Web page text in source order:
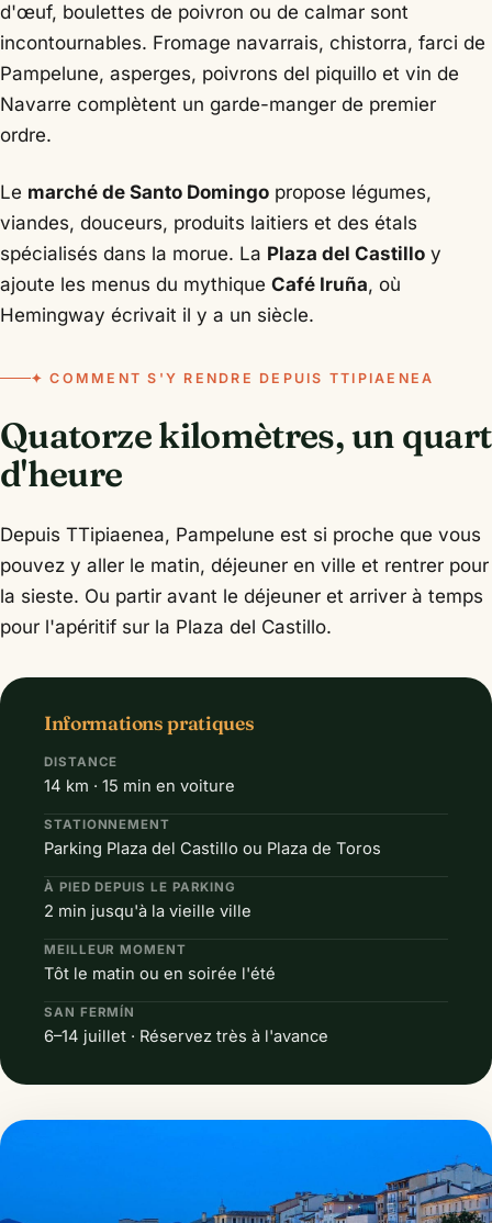
d'œuf, boulettes de poivron ou de calmar sont
incontournables. Fromage navarrais, chistorra, farci de
Pampelune, asperges, poivrons del piquillo et vin de
Navarre complètent un garde-manger de premier
ordre.
Le marché de Santo Domingo propose légumes,
viandes, douceurs, produits laitiers et des étals
spécialisés dans la morue. La Plaza del Castillo y
ajoute les menus du mythique Café Iruña, où
Hemingway écrivait il y a un siècle.
✦ COMMENT S'Y RENDRE DEPUIS TTIPIAENEA
Quatorze kilomètres, un quart
d'heure
Depuis TTipiaenea, Pampelune est si proche que vous
pouvez y aller le matin, déjeuner en ville et rentrer pour
la sieste. Ou partir avant le déjeuner et arriver à temps
pour l'apéritif sur la Plaza del Castillo.
Informations pratiques
DISTANCE
14 km · 15 min en voiture
STATIONNEMENT
Parking Plaza del Castillo ou Plaza de Toros
À PIED DEPUIS LE PARKING
2 min jusqu'à la vieille ville
MEILLEUR MOMENT
Tôt le matin ou en soirée l'été
SAN FERMÍN
6–14 juillet · Réservez très à l'avance